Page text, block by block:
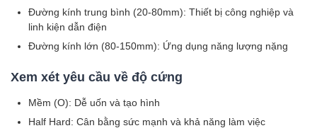
Đường kính trung bình (20-80mm): Thiết bị công nghiệp và
linh kiện dẫn điện
Đường kính lớn (80-150mm): Ứng dụng năng lượng nặng
Xem xét yêu cầu về độ cứng
Mềm (O): Dễ uốn và tạo hình
Half Hard: Cân bằng sức mạnh và khả năng làm việc